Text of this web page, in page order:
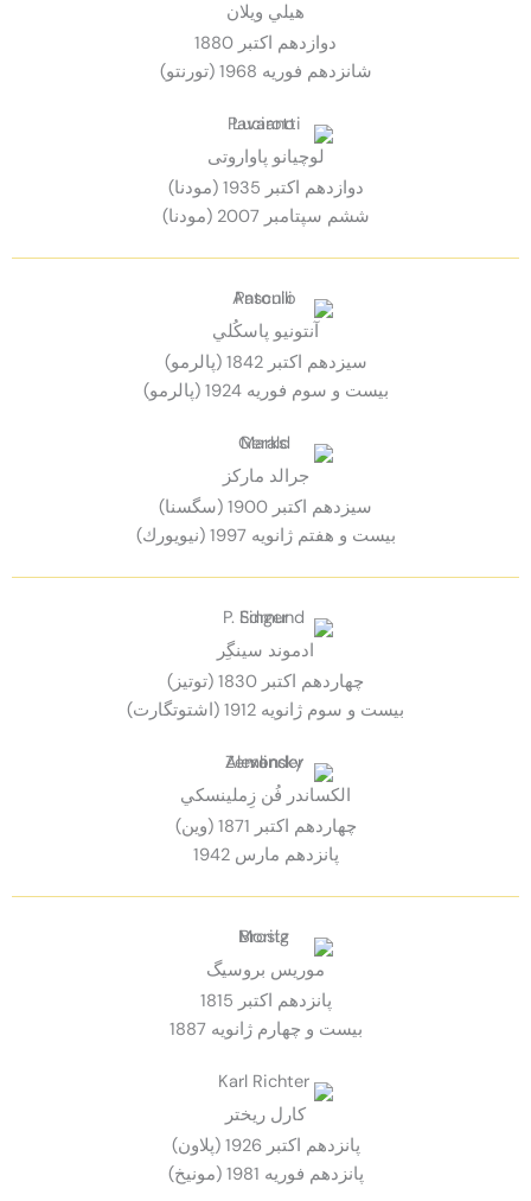
هيلي ويلان
دوازدهم اكتبر 1880
شانزدهم فوريه 1968 (تورنتو)
لوچیانو پاواروتی
دوازدهم اكتبر 1935 (مودنا)
ششم سپتامبر 2007 (مودنا)
آنتونيو پاسكُلي
سيزدهم اكتبر 1842 (پالرمو)
بيست و سوم فوريه 1924 (پالرمو)
جرالد ماركز
سيزدهم اكتبر 1900 (سگسنا)
بيست و هفتم ژانويه 1997 (نيويورك)
ادموند سينگِر
چهاردهم اكتبر 1830 (توتیز)
بیست و سوم ژانویه 1912 (اشتوتگارت)
الكساندر فُن زِملينسكي
چهاردهم اكتبر 1871 (وين)
پانزدهم مارس 1942
موريس بروسيگ
پانزدهم اكتبر 1815
بيست و چهارم ژانويه 1887
كارل ريختر
پانزدهم اكتبر 1926 (پلاون)
پانزدهم فوريه 1981 (مونيخ)